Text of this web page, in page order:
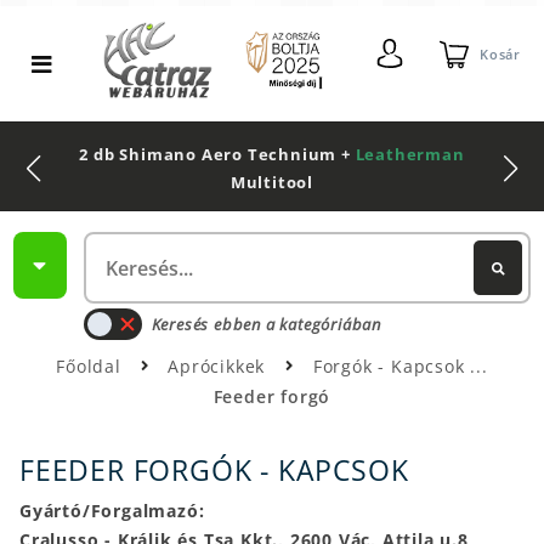
Kosár
2 db Shimano Aero Technium + Leatherman
Multitool
Keresés ebben a kategóriában
Főoldal Aprócikkek
Forgók - Kapcsok
Feeder forgó
FEEDER FORGÓK - KAPCSOK
Gyártó/Forgalmazó:
Cralusso - Králik és Tsa Kkt., 2600 Vác, Attila u.8